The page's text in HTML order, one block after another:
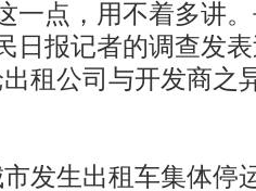
一点，用不着多讲
日报记者的调查发
租公司与开发商之
生出租车集体停